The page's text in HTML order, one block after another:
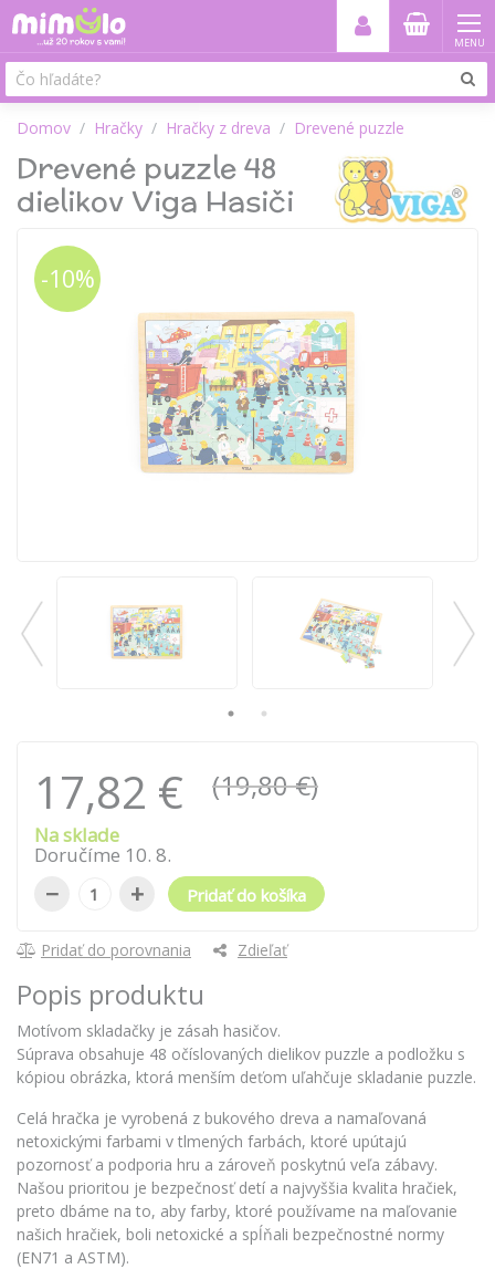
MENU
Domov Hračky Hračky z dreva Drevené puzzle
Drevené puzzle 48
dielikov Viga Hasiči
-10%
17,82 € (19,80 €)
Na sklade
Doručíme 10. 8.
− + Pridať do košíka
Pridať do porovnania Zdieľať
Popis produktu
Motívom skladačky je zásah hasičov.
Súprava obsahuje 48 očíslovaných dielikov puzzle a podložku s
kópiou obrázka, ktorá menším deťom uľahčuje skladanie puzzle.
Celá hračka je vyrobená z bukového dreva a namaľovaná
netoxickými farbami v tlmených farbách, ktoré upútajú
pozornosť a podporia hru a zároveň poskytnú veľa zábavy.
Našou prioritou je bezpečnosť detí a najvyššia kvalita hračiek,
preto dbáme na to, aby farby, ktoré používame na maľovanie
našich hračiek, boli netoxické a spĺňali bezpečnostné normy
(EN71 a ASTM).